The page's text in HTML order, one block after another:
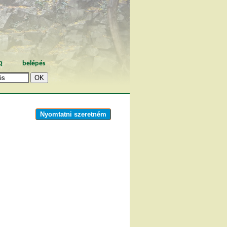
belépés
Nyomtatni szeretném